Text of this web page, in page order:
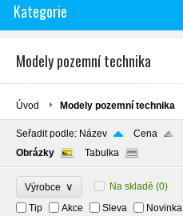
Kategorie
Modely pozemní technika
Úvod Modely pozemní technika
Seřadit podle: Název
Cena
Obrázky
Tabulka
Výrobce ∨ Na skladě (0)
Tip
Akce Sleva Novinka